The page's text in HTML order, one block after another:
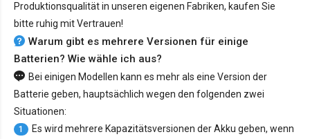
Produktionsqualität in unseren eigenen Fabriken, kaufen Sie
bitte ruhig mit Vertrauen!
Warum gibt es mehrere Versionen für einige
Batterien? Wie wähle ich aus?
Bei einigen Modellen kann es mehr als eine Version der
Batterie geben, hauptsächlich wegen den folgenden zwei
Situationen:
1
Es wird mehrere Kapazitätsversionen der Akku geben, wenn